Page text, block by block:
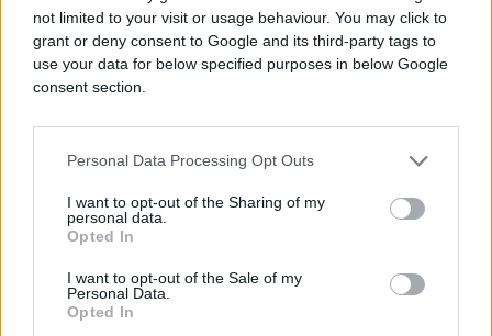
not limited to your visit or usage behaviour. You may click to
grant or deny consent to Google and its third-party tags to
use your data for below specified purposes in below Google
consent section.
Personal Data Processing Opt Outs
I want to opt-out of the Sharing of my
personal data.
Opted In
I want to opt-out of the Sale of my
Personal Data.
Opted In
kapaciteta i prekid podrške oružanim grupama u
regionu.
Iako postoje naznake napretka, diplomate
postignut te da ostaje niz otvorenih pitanja koja bi
mogla usporiti ili zaustaviti pregovore. Za sada je
diplomatske kontakte kako bi izbjegle daljnju
eskalaciju krize.